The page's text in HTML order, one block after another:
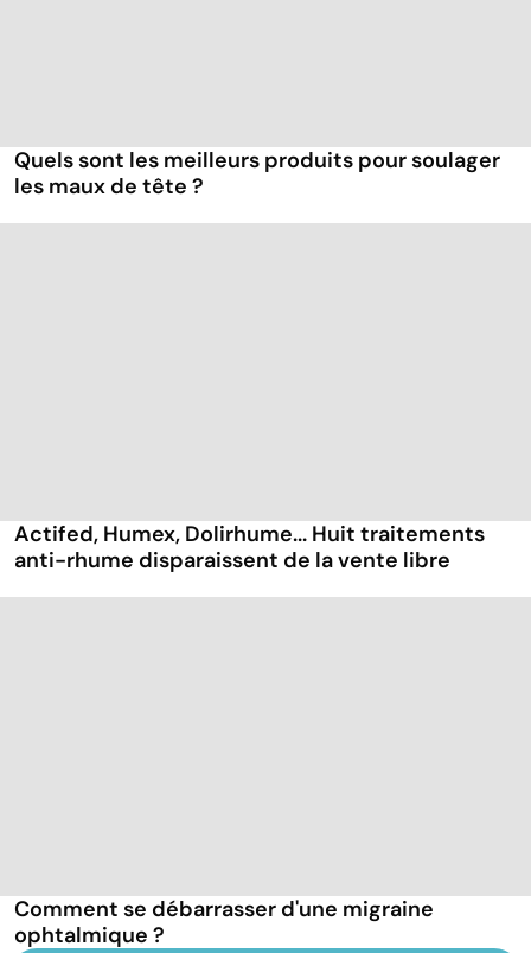
Quels sont les meilleurs produits pour soulager
les maux de tête ?
Actifed, Humex, Dolirhume... Huit traitements
anti-rhume disparaissent de la vente libre
Comment se débarrasser d'une migraine
ophtalmique ?